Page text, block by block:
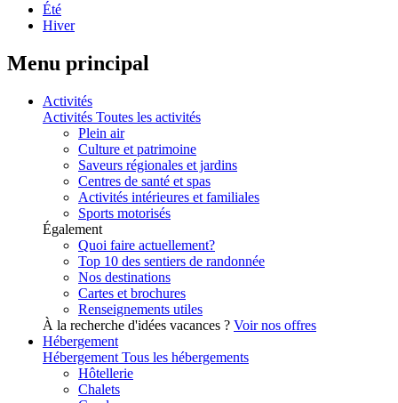
Été
Hiver
Menu principal
Activités
Activités Toutes les activités
Plein air
Culture et patrimoine
Saveurs régionales et jardins
Centres de santé et spas
Activités intérieures et familiales
Sports motorisés
Également
Quoi faire actuellement?
Top 10 des sentiers de randonnée
Nos destinations
Cartes et brochures
Renseignements utiles
À la recherche d'idées vacances ? Voir nos offres
Hébergement
Hébergement Tous les hébergements
Hôtellerie
Chalets